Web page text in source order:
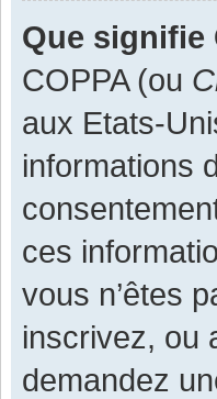
Que signifie
COPPA (ou
aux Etats-
informations
ces
vous n’êtes
inscrivez, ou
demandez